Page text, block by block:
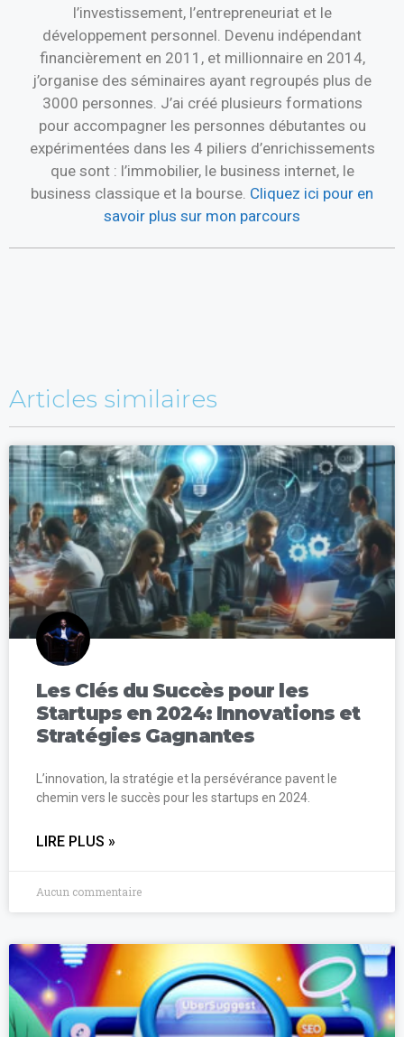
l’investissement, l’entrepreneuriat et le
développement personnel. Devenu indépendant
financièrement en 2011, et millionnaire en 2014,
j’organise des séminaires ayant regroupés plus de
3000 personnes. J’ai créé plusieurs formations
pour accompagner les personnes débutantes ou
expérimentées dans les 4 piliers d’enrichissements
que sont : l’immobilier, le business internet, le
business classique et la bourse. Cliquez ici pour en
savoir plus sur mon parcours
Articles similaires
Les Clés du Succès pour les
Startups en 2024: Innovations et
Stratégies Gagnantes
L’innovation, la stratégie et la persévérance pavent le
chemin vers le succès pour les startups en 2024.
LIRE PLUS »
Aucun commentaire